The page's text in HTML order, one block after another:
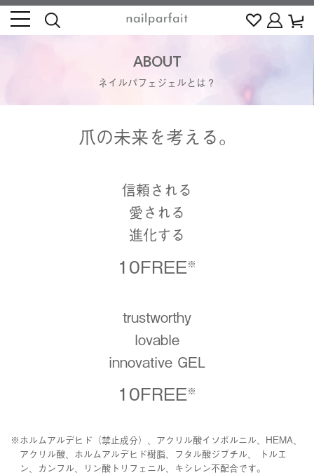
ABOUT
ネイルパフェジェルとは？
爪の未来を考える。
信頼される
愛される
進化する
10FREE※
trustworthy
lovable
innovative GEL
10FREE※
※ホルムアルデヒド（禁止成分）、アクリル酸イソボルニル、HEMA、
アクリル酸、ホルムアルデヒド樹脂、フタル酸ジブチル、 トルエ
ン、カンフル、リン酸トリフェニル、キシレン不配合です。